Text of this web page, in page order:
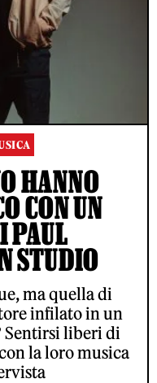
HANNO
CON UN
PAUL
STUDIO
ma quella di
infilato in un
Sentirsi liberi di
la loro musica